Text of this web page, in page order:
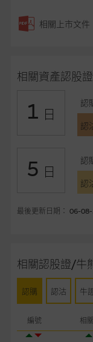
相關上市文件
相關資產認股
1 日
認
認
5 日
認
認
最後更新日期： 06-
相關認股證/牛
認購 認沽 牛
編號 相
品的過去業績並不
在法律最大許可的
事、高層職員、僱
任何與本網站相連
錯誤、失實、遺漏
或損毀，亦一概不
無法收回部份或全
表現並不反映未來
股份有限公司可能
自行評估箇中風險
備有強制贖回機制